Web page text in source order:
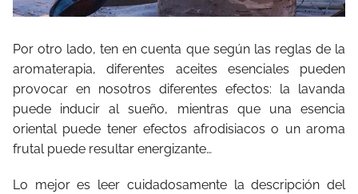
Por otro lado, ten en cuenta que según las reglas de la
aromaterapia, diferentes aceites esenciales pueden
provocar en nosotros diferentes efectos: la lavanda
puede inducir al sueño, mientras que una esencia
oriental puede tener efectos afrodisiacos o un aroma
frutal puede resultar energizante…
Lo mejor es leer cuidadosamente la descripción del